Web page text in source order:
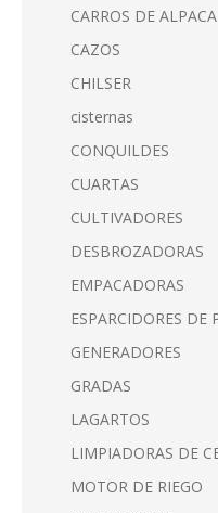
CARROS DE ALPACA
CAZOS
CHILSER
cisternas
CONQUILDES
CUARTAS
CULTIVADORES
DESBROZADORAS
EMPACADORAS
ESPARCIDORES DE
GENERADORES
GRADAS
LAGARTOS
LIMPIADORAS DE
MOTOR DE RIEGO